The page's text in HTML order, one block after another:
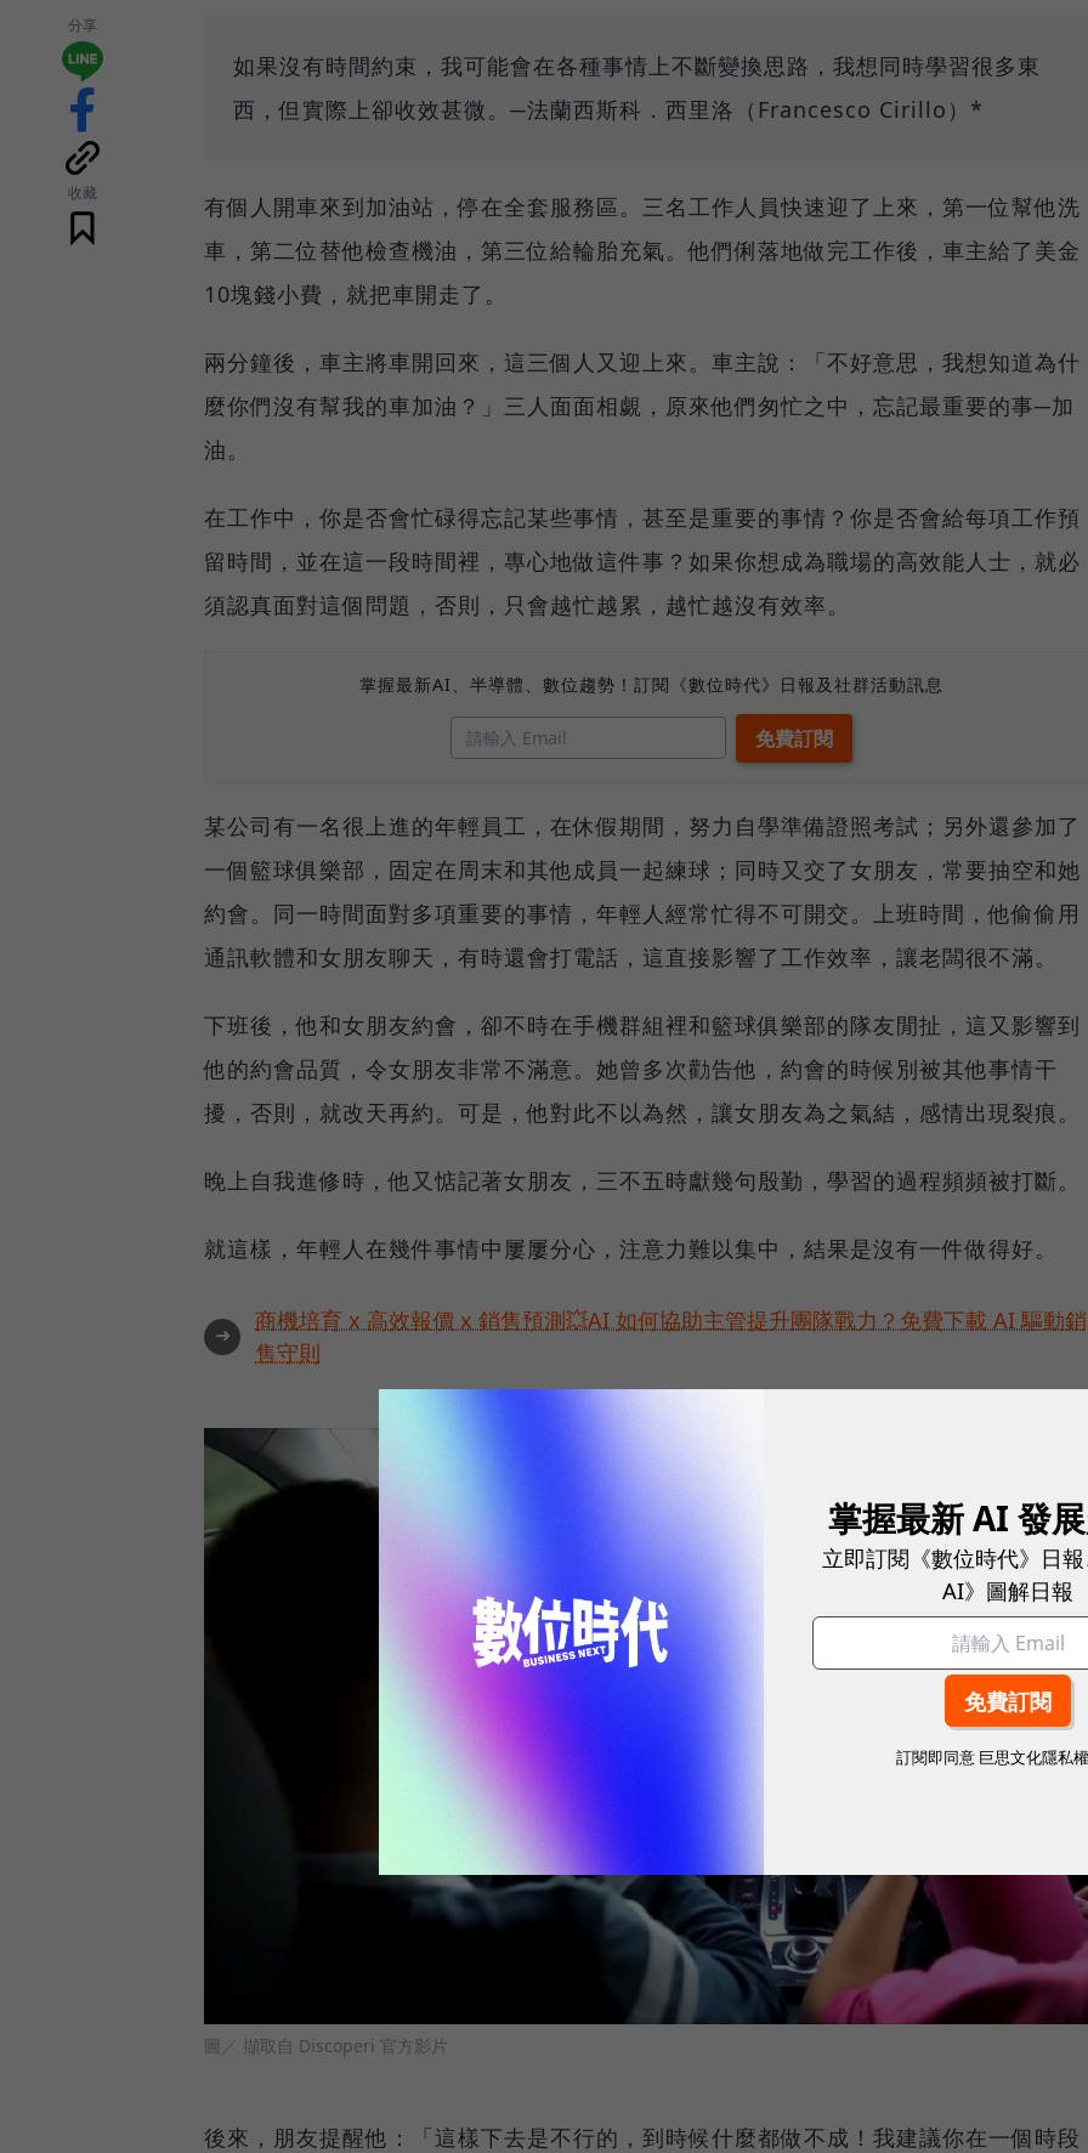
分享
收藏
如果沒有時間約束，我可能會在各種事情上不斷變換思路，我想同時學習很多東
西，但實際上卻收效甚微。─法蘭西斯科．西里洛（Francesco Cirillo）*
有個人開車來到加油站，停在全套服務區。三名工作人員快速迎了上來，第一位幫他洗
車，第二位替他檢查機油，第三位給輪胎充氣。他們俐落地做完工作後，車主給了美金
10塊錢小費，就把車開走了。
兩分鐘後，車主將車開回來，這三個人又迎上來。車主說：「不好意思，我想知道為什
麼你們沒有幫我的車加油？」三人面面相覷，原來他們匆忙之中，忘記最重要的事─加
油。
在工作中，你是否會忙碌得忘記某些事情，甚至是重要的事情？你是否會給每項工作預
留時間，並在這一段時間裡，專心地做這件事？如果你想成為職場的高效能人士，就必
須認真面對這個問題，否則，只會越忙越累，越忙越沒有效率。
掌握最新AI、半導體、數位趨勢！訂閱《數位時代》日報及社群活動訊息
某公司有一名很上進的年輕員工，在休假期間，努力自學準備證照考試；另外還參加了
一個籃球俱樂部，固定在周末和其他成員一起練球；同時又交了女朋友，常要抽空和她
約會。同一時間面對多項重要的事情，年輕人經常忙得不可開交。上班時間，他偷偷用
通訊軟體和女朋友聊天，有時還會打電話，這直接影響了工作效率，讓老闆很不滿。
下班後，他和女朋友約會，卻不時在手機群組裡和籃球俱樂部的隊友閒扯，這又影響到
他的約會品質，令女朋友非常不滿意。她曾多次勸告他，約會的時候別被其他事情干
擾，否則，就改天再約。可是，他對此不以為然，讓女朋友為之氣結，感情出現裂痕。
晚上自我進修時，他又惦記著女朋友，三不五時獻幾句殷勤，學習的過程頻頻被打斷。
就這樣，年輕人在幾件事情中屢屢分心，注意力難以集中，結果是沒有一件做得好。
➜
商機培育 x 高效報價 x 銷售預測💥AI 如何協助主管提升團隊戰力？免費下載 AI 驅動銷
售守則
圖／ 擷取自 Discoperi 官方影片
後來，朋友提醒他：「這樣下去是不行的，到時候什麼都做不成！我建議你在一個時段
掌握最新 AI 發
立即訂閱《數位時代》日
AI》圖解日報
訂閱即同意 巨思文化隱私